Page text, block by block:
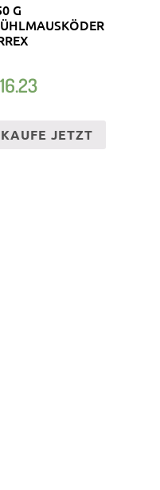
G
16.23
KAUFE JETZT